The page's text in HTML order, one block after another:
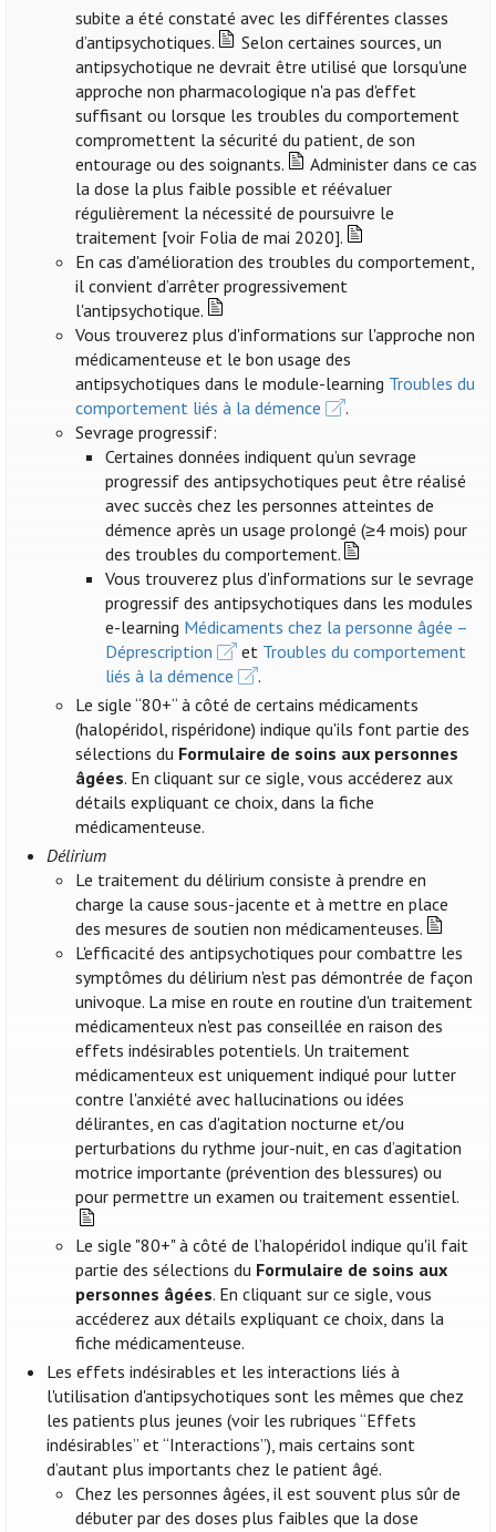
subite a été constaté avec les différentes classes
d’antipsychotiques.
Selon certaines sources, un
antipsychotique ne devrait être utilisé que lorsqu'une
approche non pharmacologique n'a pas d'effet
suffisant ou lorsque les troubles du comportement
compromettent la sécurité du patient, de son
entourage ou des soignants.
Administer dans ce cas
la dose la plus faible possible et réévaluer
régulièrement la nécessité de poursuivre le
traitement [voir Folia de mai 2020].
En cas d'amélioration des troubles du comportement,
il convient d’arrêter progressivement
l'antipsychotique.
Vous trouverez plus d'informations sur l'approche non
médicamenteuse et le bon usage des
antipsychotiques dans le module-learning Troubles du
comportement liés à la démence
.
Sevrage progressif:
Certaines données indiquent qu’un sevrage
progressif des antipsychotiques peut être réalisé
avec succès chez les personnes atteintes de
démence après un usage prolongé (≥4 mois) pour
des troubles du comportement.
Vous trouverez plus d'informations sur le sevrage
progressif des antipsychotiques dans les modules
e-learning Médicaments chez la personne âgée –
Déprescription
et Troubles du comportement
liés à la démence
.
Le sigle “80+“ à côté de certains médicaments
(halopéridol, rispéridone) indique qu'ils font partie des
sélections du Formulaire de soins aux personnes
âgées. En cliquant sur ce sigle, vous accéderez aux
détails expliquant ce choix, dans la fiche
médicamenteuse.
Délirium
Le traitement du délirium consiste à prendre en
charge la cause sous-jacente et à mettre en place
des mesures de soutien non médicamenteuses.
L'efficacité des antipsychotiques pour combattre les
symptômes du délirium n'est pas démontrée de façon
univoque. La mise en route en routine d'un traitement
médicamenteux n'est pas conseillée en raison des
effets indésirables potentiels. Un traitement
médicamenteux est uniquement indiqué pour lutter
contre l'anxiété avec hallucinations ou idées
délirantes, en cas d'agitation nocturne et/ou
perturbations du rythme jour-nuit, en cas d’agitation
motrice importante (prévention des blessures) ou
pour permettre un examen ou traitement essentiel.
Le sigle "80+" à côté de l’halopéridol indique qu'il fait
partie des sélections du Formulaire de soins aux
personnes âgées. En cliquant sur ce sigle, vous
accéderez aux détails expliquant ce choix, dans la
fiche médicamenteuse.
Les effets indésirables et les interactions liés à
l'utilisation d'antipsychotiques sont les mêmes que chez
les patients plus jeunes (voir les rubriques “Effets
indésirables” et “Interactions”), mais certains sont
d’autant plus importants chez le patient âgé.
Chez les personnes âgées, il est souvent plus sûr de
débuter par des doses plus faibles que la dose